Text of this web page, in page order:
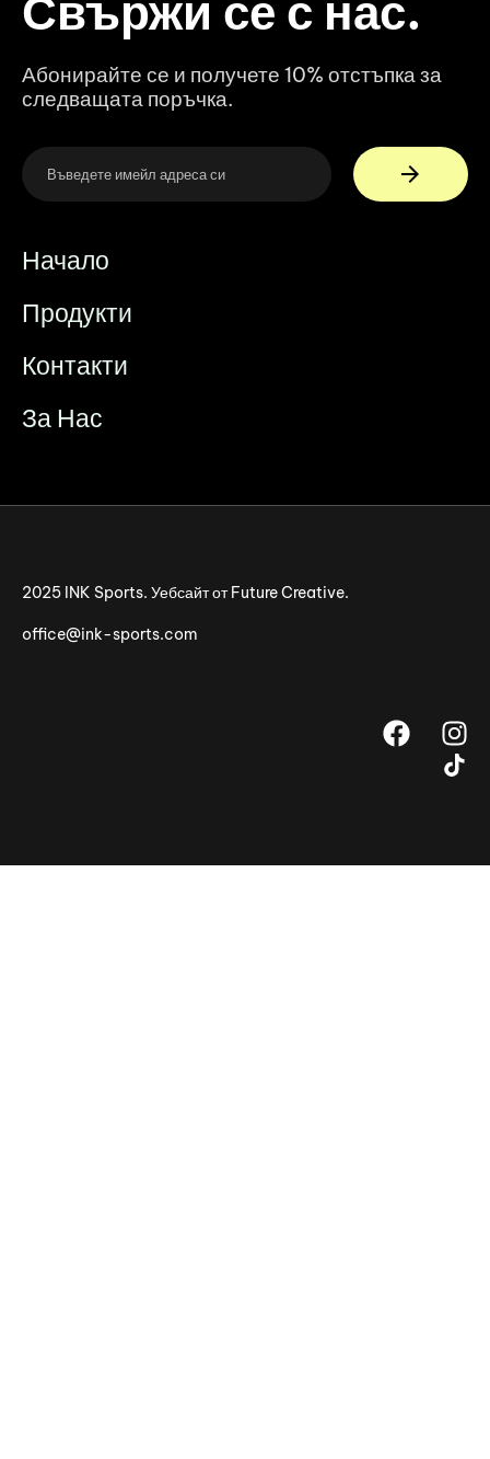
Свържи се с нас.
Абонирайте се и получете 10% отстъпка за
следващата поръчка.
Начало
Продукти
Контакти
За Нас
2025 INK Sports. Уебсайт от Future Creative.
office@ink-sports.com